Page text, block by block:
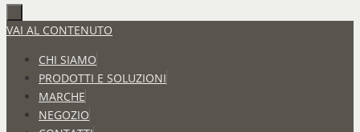
VAI AL CONTENUTO
CHI SIAMO
PRODOTTI E SOLUZIONI
MARCHE
NEGOZIO